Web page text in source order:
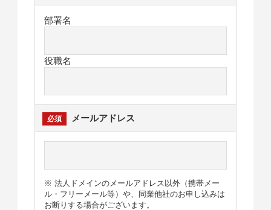
部署名
役職名
メールアドレス
※ 法人ドメインのメールアドレス以外（携帯メー
ル・フリーメール等）や、同業他社のお申し込みは
お断りする場合がございます。